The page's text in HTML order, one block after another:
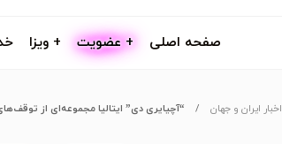
صفحه اصلی + عضویت + ویزا
اخبار ایران و جهان “آچیایری دی” ایتالیا مجموعه‌ای از توقف‌های کوره بلند